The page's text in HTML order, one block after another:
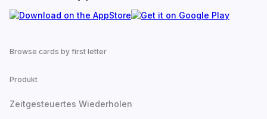
Browse cards by first letter
Produkt
Zeitgesteuertes Wiederholen